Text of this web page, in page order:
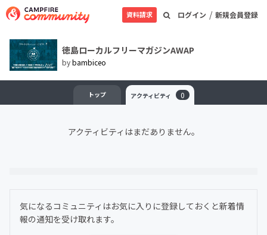
ログイン / 新規会員登録
資料請求
徳島ローカルフリーマガジンAWAP
bybambiceo
トップ アクティビティ 0
アクティビティはまだありません。
気になるコミュニティはお気に入りに登録しておくと新着情
報の通知を受け取れます。